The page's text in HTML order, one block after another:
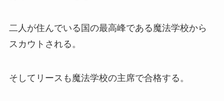
二人が住んでいる国の最高峰である魔法学校から
スカウトされる。
そしてリースも魔法学校の主席で合格する。